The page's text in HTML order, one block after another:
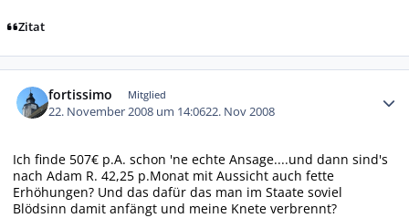
Zitat
fortissimo Mitglied
22. November 2008 um 14:0622. Nov 2008
Ich finde 507€ p.A. schon 'ne echte Ansage....und dann sind's
nach Adam R. 42,25 p.Monat mit Aussicht auch fette
Erhöhungen? Und das dafür das man im Staate soviel
Blödsinn damit anfängt und meine Knete verbrennt?